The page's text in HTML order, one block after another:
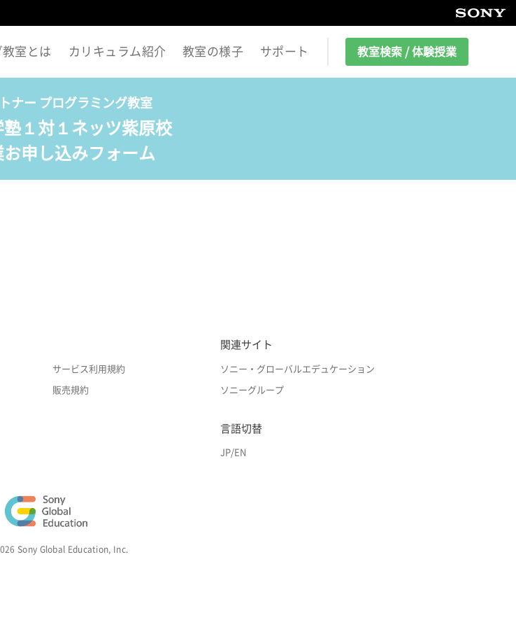
室とは カリキュラム紹介 教室の様子 サポート 教室検索 / 体験授業
ナー プログラミング教室
１対１ネッツ紫原校
お申し込みフォーム
サービス利用規約
販売規約
関連サイト
ソニー・グローバルエデュケーション
ソニーグループ
言語切替
JP/EN
Sony Global Education, Inc.